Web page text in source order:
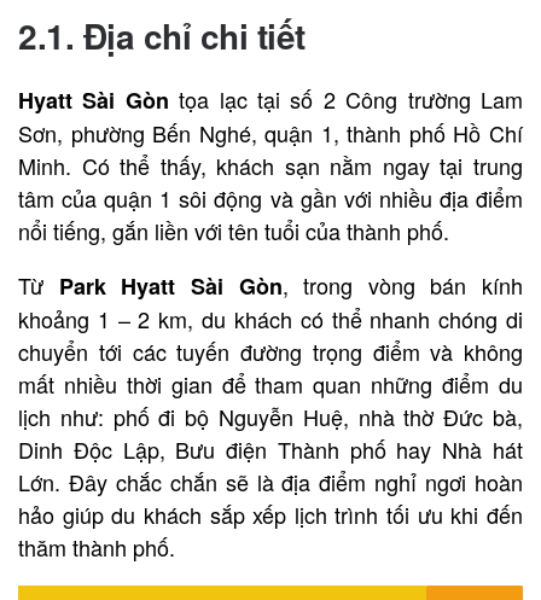
2.1. Địa chỉ chi tiết
Hyatt Sài Gòn tọa lạc tại số 2 Công trường Lam
Sơn, phường Bến Nghé, quận 1, thành phố Hồ Chí
Minh. Có thể thấy, khách sạn nằm ngay tại trung
tâm của quận 1 sôi động và gần với nhiều địa điểm
nổi tiếng, gắn liền với tên tuổi của thành phố.
Từ Park Hyatt Sài Gòn, trong vòng bán kính
khoảng 1 – 2 km, du khách có thể nhanh chóng di
chuyển tới các tuyến đường trọng điểm và không
mất nhiều thời gian để tham quan những điểm du
lịch như: phố đi bộ Nguyễn Huệ, nhà thờ Đức bà,
Dinh Độc Lập, Bưu điện Thành phố hay Nhà hát
Lớn. Đây chắc chắn sẽ là địa điểm nghỉ ngơi hoàn
hảo giúp du khách sắp xếp lịch trình tối ưu khi đến
thăm thành phố.